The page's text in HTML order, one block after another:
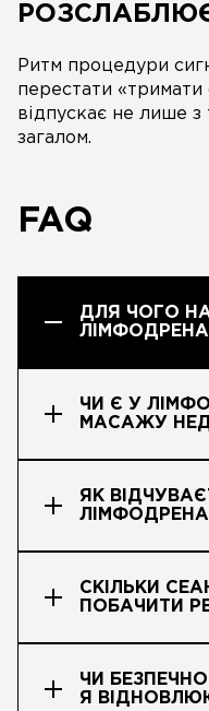
Ритм процедури
перестати
відпускає не лише з
загалом.
FAQ
ДЛЯ ЧОГО
ЧИ Є У
МАСАЖУ
ЯК
СКІЛЬКИ
ПОБАЧИТИ
ЧИ
Я